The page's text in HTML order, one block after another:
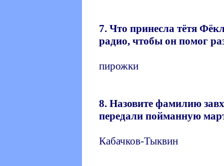
7. Что принесла тётя
радио, чтобы он помог
пирожки
8. Назовите фамилию
передали пойманную
Кабачков-Тыквин